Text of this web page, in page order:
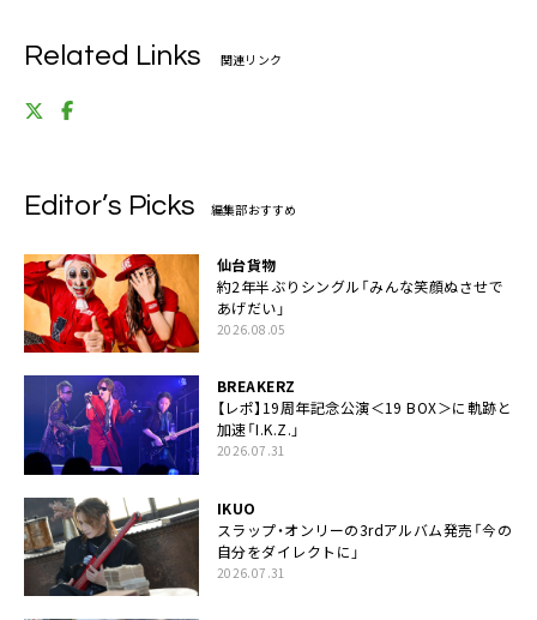
Related Links 関連リンク
Editor’s Picks 編集部おすすめ
仙台貨物
約2年半ぶりシングル「みんな笑顔ぬさせで
あげだい」
2026.08.05
BREAKERZ
【レポ】19周年記念公演＜19 BOX＞に軌跡と
加速「I.K.Z.」
2026.07.31
IKUO
スラップ・オンリーの3rdアルバム発売「今の
自分をダイレクトに」
2026.07.31